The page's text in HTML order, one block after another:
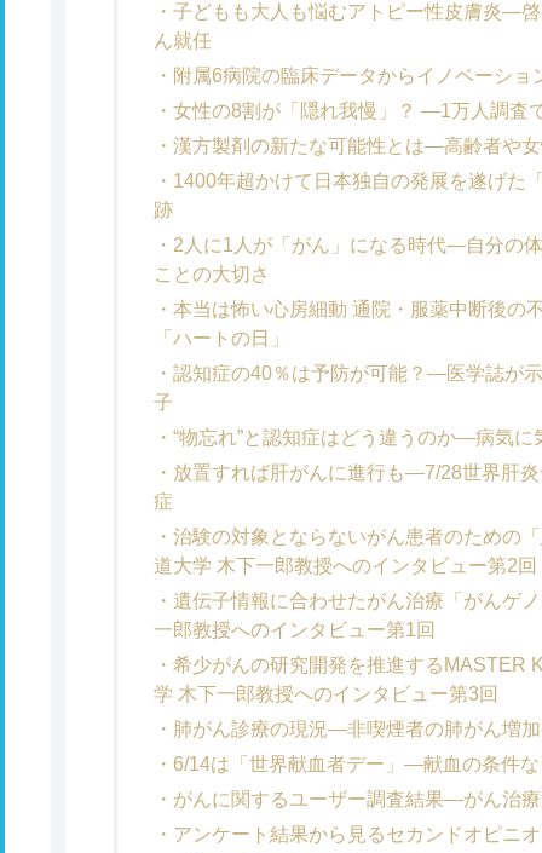
子どもも大人も悩むアトピー性皮膚炎―
ん就任
附属6病院の臨床データからイノベーシ
女性の8割が「隠れ我慢」？ ―1万人調査
漢方製剤の新たな可能性とは―高齢者や
1400年超かけて日本独自の発展を遂げた
跡
2人に1人が「がん」になる時代―自分の
ことの大切さ
本当は怖い心房細動 通院・服薬中断後の
「ハートの日」
認知症の40％は予防が可能？―医学誌が
子
“物忘れ”と認知症はどう違うのか―病気に
放置すれば肝がんに進行も―7/28世界肝炎
症
治験の対象とならないがん患者のための
道大学 木下一郎教授へのインタビュー第2回
遺伝子情報に合わせたがん治療「がんゲ
一郎教授へのインタビュー第1回
希少がんの研究開発を推進するMASTER
学 木下一郎教授へのインタビュー第3回
肺がん診療の現況―非喫煙者の肺がん増
6/14は「世界献血者デー」―献血の条件
がんに関するユーザー調査結果―がん治
アンケート結果から見るセカンドオピニ